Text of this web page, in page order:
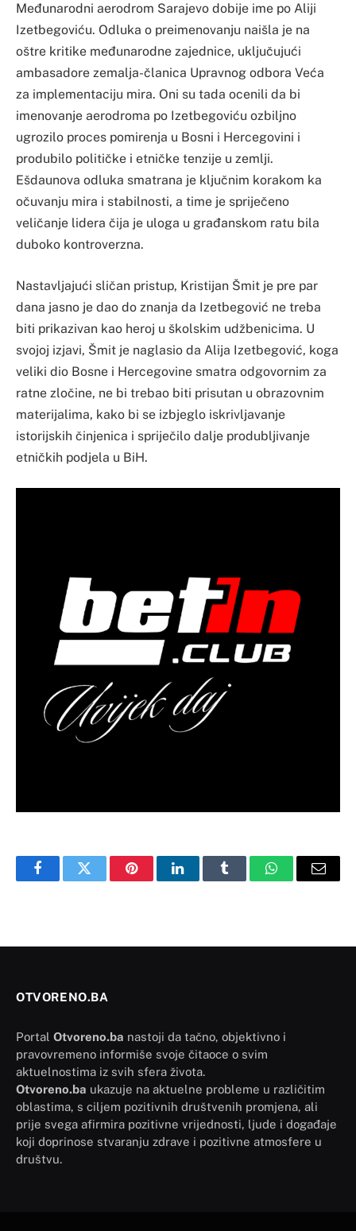
Međunarodni aerodrom Sarajevo dobije ime po Aliji
Izetbegoviću. Odluka o preimenovanju naišla je na
oštre kritike međunarodne zajednice, uključujući
ambasadore zemalja-članica Upravnog odbora Veća
za implementaciju mira. Oni su tada ocenili da bi
imenovanje aerodroma po Izetbegoviću ozbiljno
ugrozilo proces pomirenja u Bosni i Hercegovini i
produbilo političke i etničke tenzije u zemlji.
Ešdaunova odluka smatrana je ključnim korakom ka
očuvanju mira i stabilnosti, a time je spriječeno
veličanje lidera čija je uloga u građanskom ratu bila
duboko kontroverzna.
Nastavljajući sličan pristup, Kristijan Šmit je pre par
dana jasno je dao do znanja da Izetbegović ne treba
biti prikazivan kao heroj u školskim udžbenicima. U
svojoj izjavi, Šmit je naglasio da Alija Izetbegović, koga
veliki dio Bosne i Hercegovine smatra odgovornim za
ratne zločine, ne bi trebao biti prisutan u obrazovnim
materijalima, kako bi se izbjeglo iskrivljavanje
istorijskih činjenica i spriječilo dalje produbljivanje
etničkih podjela u BiH.
FacebookTwitter PinterestLinkedInTumblr WhatsAppEmail
OTVORENO.BA
Portal Otvoreno.ba nastoji da tačno, objektivno i
pravovremeno informiše svoje čitaoce o svim
aktuelnostima iz svih sfera života.
Otvoreno.ba ukazuje na aktuelne probleme u različitim
oblastima, s ciljem pozitivnih društvenih promjena, ali
prije svega afirmira pozitivne vrijednosti, ljude i događaje
koji doprinose stvaranju zdrave i pozitivne atmosfere u
društvu.